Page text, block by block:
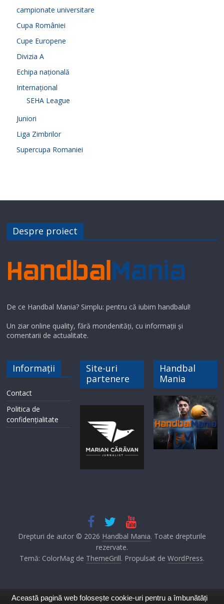
campionate universitare
Cupa României
Cupe Europene
Divizia A
Echipa națională
Internațional
SEHA League
Juniori
Liga Zimbrilor
Supercupa Romaniei
Despre proiect
De ce Handbal Mania? Simplu: pentru că iubim handbalul!
Un ziar online quality, fără mondenități, cu informații și
comentarii de actualitate.
Informații
Contact
Politica de
confidențialitate
Site-uri
partenere
Handbal
Mania
Drepturi de autor © 2026 Handbal Mania. Toate drepturile
rezervate.
Temă: ColorMag de ThemeGrill. Propulsat de WordPress.
Această pagină web folosește cookie-uri pentru a îmbunătăți